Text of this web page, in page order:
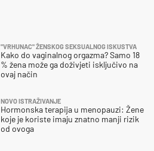
"VRHUNAC" ŽENSKOG SEKSUALNOG ISKUSTVA
Kako do vaginalnog orgazma? Samo 18
% žena može ga doživjeti isključivo na
ovaj način
NOVO ISTRAŽIVANJE
Hormonska terapija u menopauzi: Žene
koje je koriste imaju znatno manji rizik
od ovoga